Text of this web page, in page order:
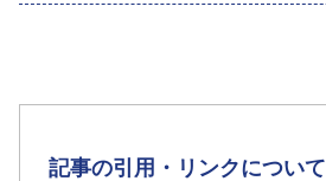
記事の引用・リンクについて